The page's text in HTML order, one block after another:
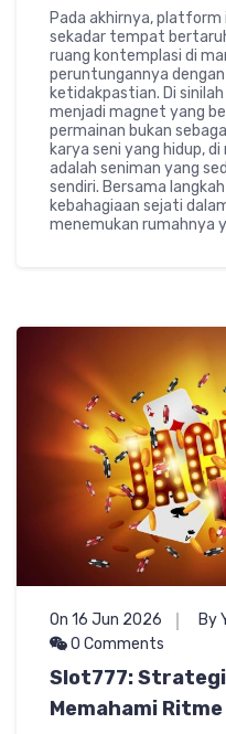
Pada akhirnya, platform
sekadar tempat
ruang kontemplasi di
peruntungannya
ketidakpastian. Di
menjadi magnet yang
permainan bukan
karya seni yang hidup,
adalah seniman yang
sendiri. Bersama
kebahagiaan sejati
menemukan rumahnya
On 16 Jun 2026 By
0 Comments
Slot777:
Memahami